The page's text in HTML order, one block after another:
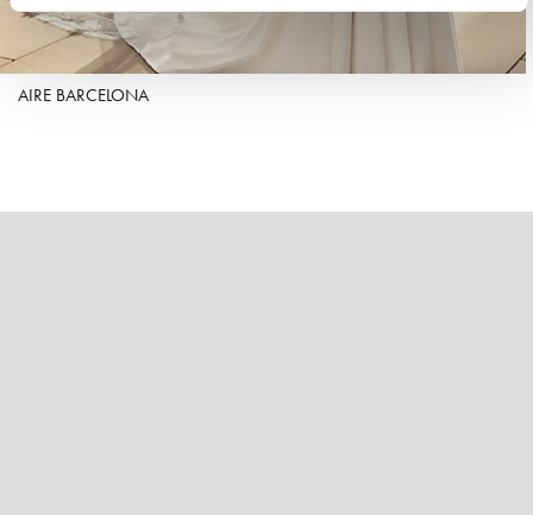
AIRE BARCELONA